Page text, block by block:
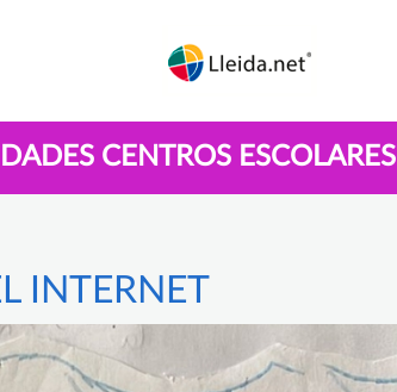
CENTROS ESCOLARES
INTERNET